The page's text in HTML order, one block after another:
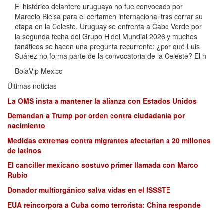
El histórico delantero uruguayo no fue convocado por
Marcelo Bielsa para el certamen internacional tras cerrar su
etapa en la Celeste. Uruguay se enfrenta a Cabo Verde por
la segunda fecha del Grupo H del Mundial 2026 y muchos
fanáticos se hacen una pregunta recurrente: ¿por qué Luis
Suárez no forma parte de la convocatoria de la Celeste? El h
BolaVip Mexico
Últimas noticias
La OMS insta a mantener la alianza con Estados Unidos
Demandan a Trump por orden contra ciudadanía por
nacimiento
Medidas extremas contra migrantes afectarían a 20 millones
de latinos
El canciller mexicano sostuvo primer llamada con Marco
Rubio
Donador multiorgánico salva vidas en el ISSSTE
EUA reincorpora a Cuba como terrorista: China responde